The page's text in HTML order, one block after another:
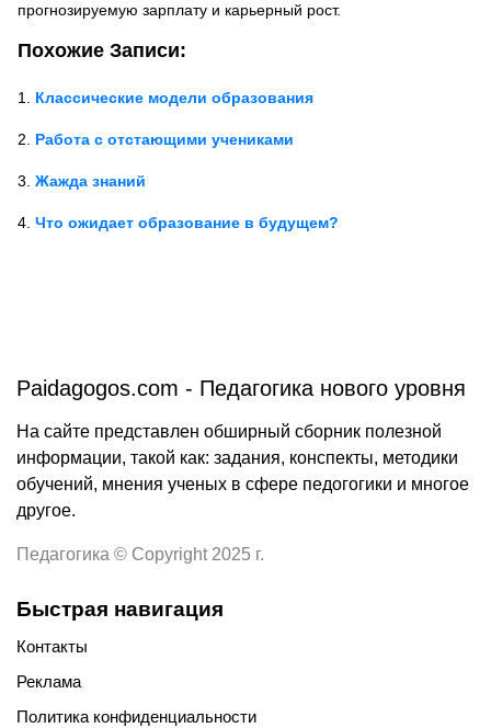
прогнозируемую зарплату и карьерный рост.
Похожие Записи:
Классические модели образования
Работа с отстающими учениками
Жажда знаний
Что ожидает образование в будущем?
Paidagogos.com - Педагогика нового уровня
На сайте представлен обширный сборник полезной
информации, такой как: задания, конспекты, методики
обучений, мнения ученых в сфере педогогики и многое
другое.
Педагогика © Copyright 2025 г.
Быстрая навигация
Контакты
Реклама
Политика конфиденциальности